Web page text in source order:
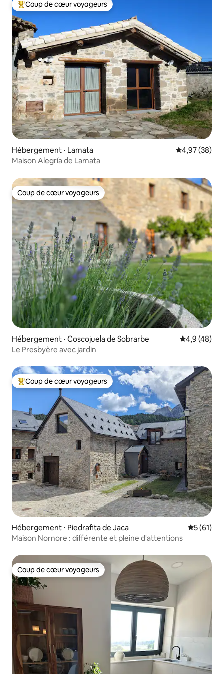
Coups de cœur voyageurs les plus appréciés
Coup de cœur voyageurs
Hébergement ⋅ Lamata Évaluation
4,97 (38)
Maison Alegría de Lamata
Coup de cœur voyageurs
Coup de cœur voyageurs
Hébergement ⋅ Coscojuela de Sobrarbe Évaluation
4,9 (48)
Le Presbyère avec jardin
Coups de cœur voyageurs les plus appréciés
Coup de cœur voyageurs
Hébergement ⋅ Piedrafita de Jaca
5 (61)
Maison Nornore : différente et pleine d'attentions
Coup de cœur voyageurs
Coup de cœur voyageurs